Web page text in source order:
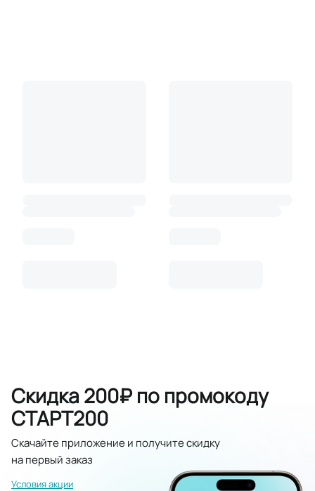
Скидка 200₽ по промокоду
СТАРТ200
Скачайте приложение и получите скидку
на первый заказ
Условия акции